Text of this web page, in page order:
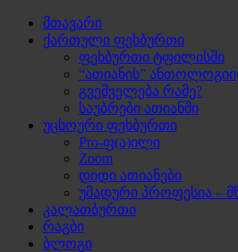
მთავარი
ქართული ფეხბურთი
ფეხბურთი ტფილისში
“ათიანის”
გვეშველება რამე?
საუბრები ათიანში
უცხოური ფეხბურთი
Pro-ფ(ა)ილი
Zoom
დიდი ათიანები
უმადური პროფესია –
კალათბურთი
რაგბი
ბლოგი